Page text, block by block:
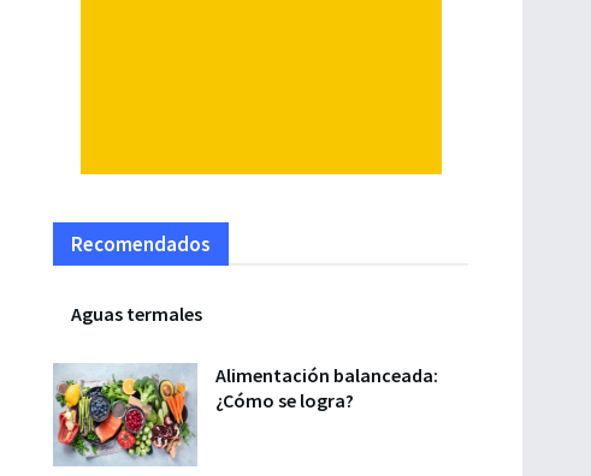
Recomendados
Aguas termales
Alimentación balanceada:
¿Cómo se logra?